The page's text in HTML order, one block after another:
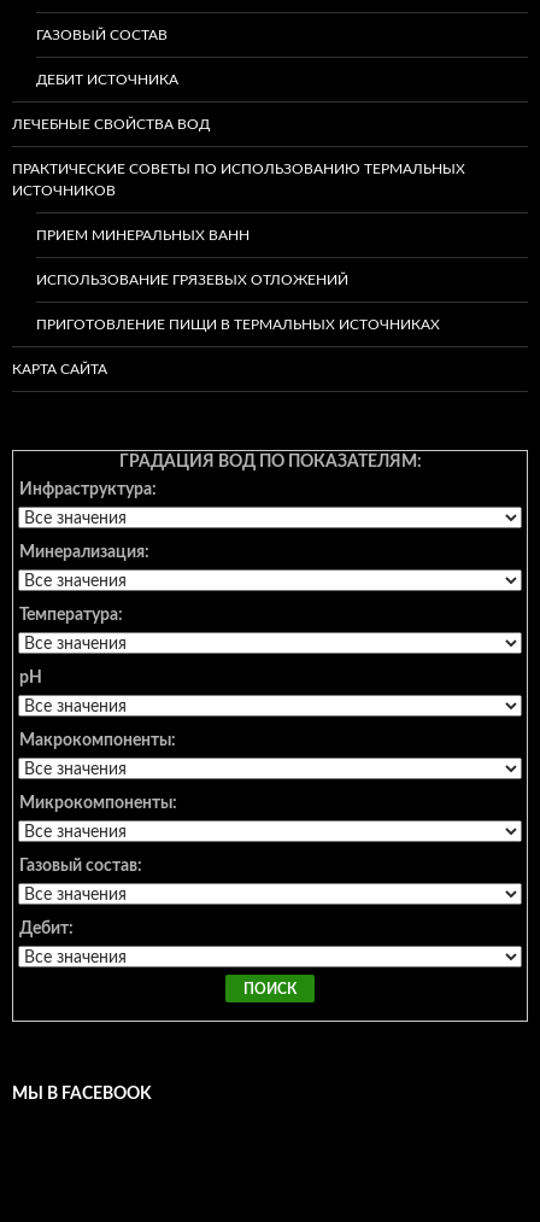
ГАЗОВЫЙ СОСТАВ
ДЕБИТ ИСТОЧНИКА
ЛЕЧЕБНЫЕ СВОЙСТВА ВОД
ПРАКТИЧЕСКИЕ СОВЕТЫ ПО ИСПОЛЬЗОВАНИЮ ТЕРМАЛЬНЫХ
ИСТОЧНИКОВ
ПРИЕМ МИНЕРАЛЬНЫХ ВАНН
ИСПОЛЬЗОВАНИЕ ГРЯЗЕВЫХ ОТЛОЖЕНИЙ
ПРИГОТОВЛЕНИЕ ПИЩИ В ТЕРМАЛЬНЫХ ИСТОЧНИКАХ
КАРТА САЙТА
ГРАДАЦИЯ ВОД ПО ПОКАЗАТЕЛЯМ:
Инфраструктура:
Минерализация:
Температура:
pH
Макрокомпоненты:
Микрокомпоненты:
Газовый состав:
Дебит:
МЫ В FACEBOOK